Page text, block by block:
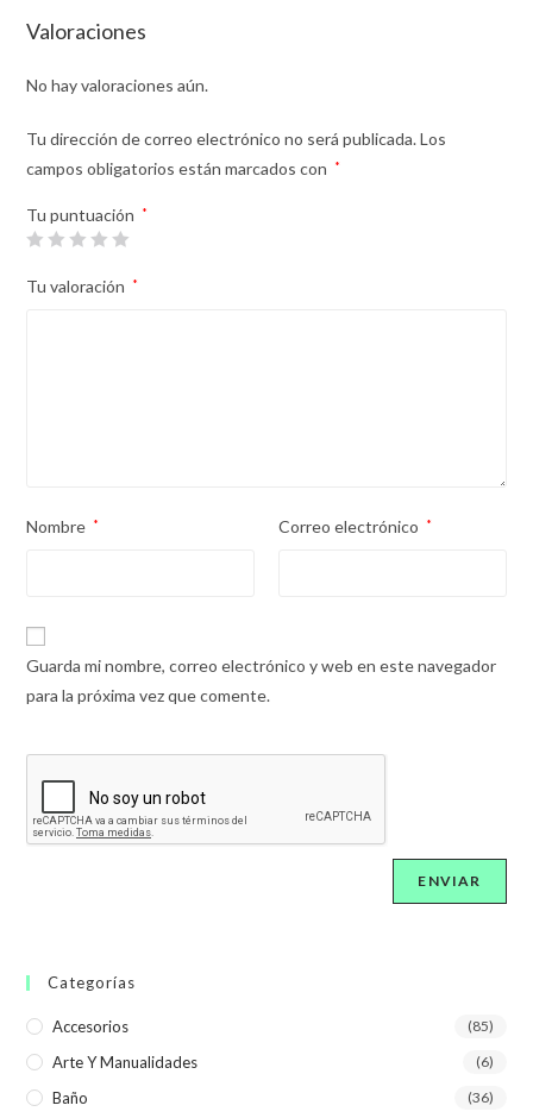
Valoraciones
No hay valoraciones aún.
Tu dirección de correo electrónico no será publicada. Los
campos obligatorios están marcados con
*
Tu puntuación *
Tu valoración *
Nombre * Correo electrónico *
Guarda mi nombre, correo electrónico y web en este navegador
para la próxima vez que comente.
Categorías
Accesorios (85)
Arte Y Manualidades (6)
Baño (36)